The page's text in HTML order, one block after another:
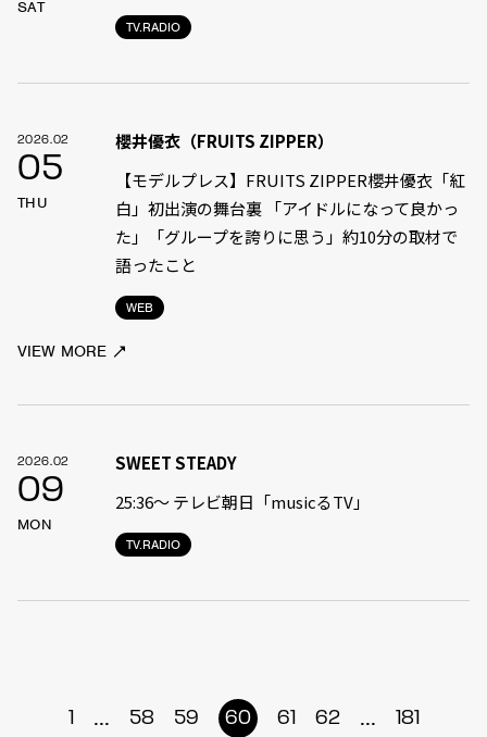
SAT
TV.RADIO
2026.02
05
THU
WEB
櫻井優衣（FRUITS ZIPPER）
【モデルプレス】FRUITS ZIPPER櫻井優衣「紅
白」初出演の舞台裏 「アイドルになって良かっ
た」「グループを誇りに思う」約10分の取材で
語ったこと
VIEW MORE
2026.02
09
MON
TV.RADIO
SWEET STEADY
25:36〜 テレビ朝日「musicるTV」
1 ... 58 59 60 61 62 ... 181